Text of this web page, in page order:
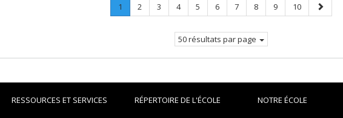
Page
1
Page
Page
2 Page
3 Page
4 Page
5 Page
6 Page
7 Page
8 Page
9 Page
10
Page
suivante
50 résultats par page
RESSOURCES ET SERVICES RÉPERTOIRE DE L'ÉCOLE NOTRE ÉCOLE